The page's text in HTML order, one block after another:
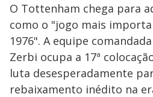
O Tottenham chega para
como o "jogo mais
1976". A equipe
Zerbi ocupa a 17ª
luta desesperadamente
rebaixamento inédito na